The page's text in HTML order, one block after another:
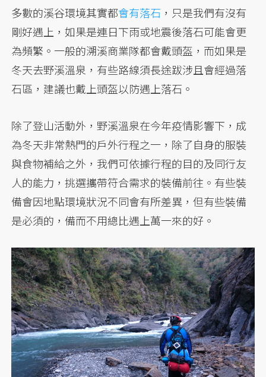
多數的溪谷環境其實都會有落石 ，只是我們有沒有
剛好遇上，如果是連日下雨或地震後落石可能會更
為頻繁。一般的溯溪商業隊都會戴頭盔，而如果是
冬天去野溪溫泉，有些路線須長途跋涉且會經過落
石區，建議也戴上頭盔以防遇上落石。
除了登山活動外，野溪溫泉在今年疫情影響下，成
為冬天非常熱門的戶外行程之一，除了自身的服裝
與食物補給之外，我們可依據行程的目的及同行友
人的能力，挑選攜帶符合需求的裝備前往。有些裝
備會因地點環境狀況不同會有所差異，但有些裝備
是必須的，備而不用總比遇上萬一來的好。